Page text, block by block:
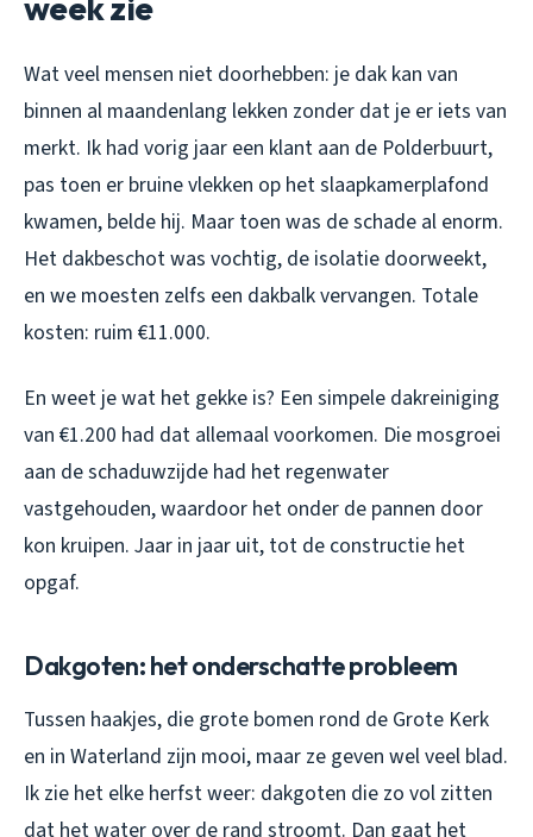
Wat veel mensen niet doorhebben: je dak kan van
binnen al maandenlang lekken zonder dat je er iets van
merkt. Ik had vorig jaar een klant aan de Polderbuurt,
pas toen er bruine vlekken op het slaapkamerplafond
kwamen, belde hij. Maar toen was de schade al enorm.
Het dakbeschot was vochtig, de isolatie doorweekt,
en we moesten zelfs een dakbalk vervangen. Totale
kosten: ruim €11.000.
En weet je wat het gekke is? Een simpele dakreiniging
van €1.200 had dat allemaal voorkomen. Die mosgroei
aan de schaduwzijde had het regenwater
vastgehouden, waardoor het onder de pannen door
kon kruipen. Jaar in jaar uit, tot de constructie het
opgaf.
Dakgoten: het onderschatte probleem
Tussen haakjes, die grote bomen rond de Grote Kerk
en in Waterland zijn mooi, maar ze geven wel veel blad.
Ik zie het elke herfst weer: dakgoten die zo vol zitten
dat het water over de rand stroomt. Dan gaat het